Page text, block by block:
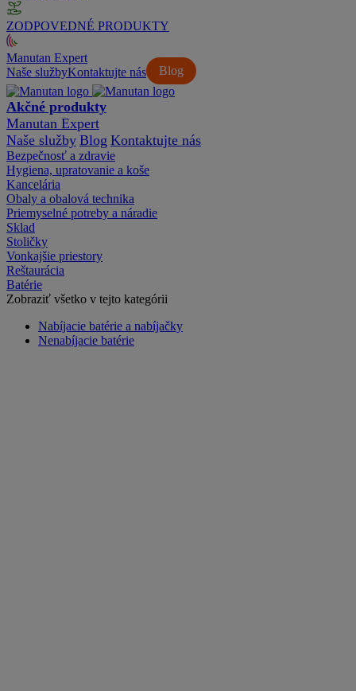
ZODPOVEDNÉ PRODUKTY
Manutan Expert
Naše služby
Blog
Kontaktujte nás
Akčné produkty
Manutan Expert
Naše služby Blog Kontaktujte nás
Bezpečnosť a zdravie
Hygiena, upratovanie a koše
Kancelária
Obaly a obalová technika
Priemyselné potreby a náradie
Sklad
Stoličky
Vonkajšie priestory
Reštaurácia
Batérie
Zobraziť všetko v tejto kategórii
Nabíjacie batérie a nabíjačky
Nenabíjacie batérie